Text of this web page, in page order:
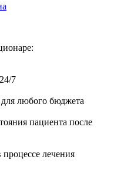
7
для любого бюджета
пациента после
процессе лечения